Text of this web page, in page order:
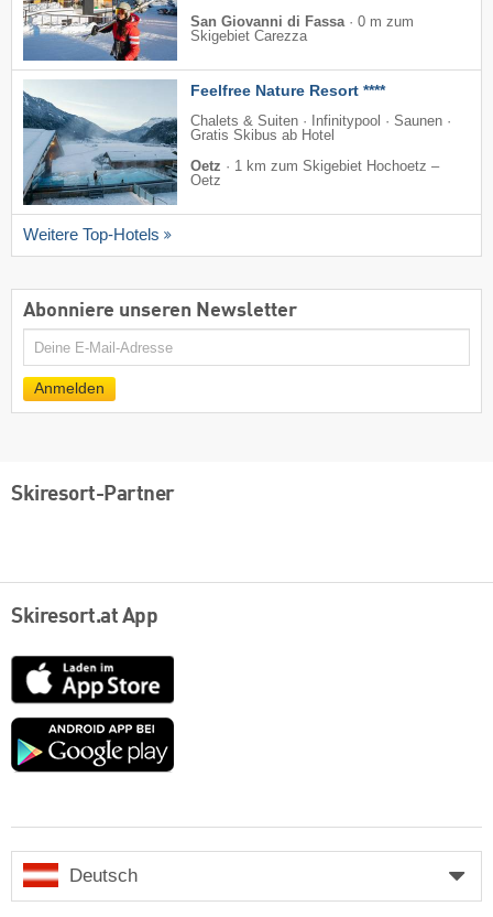
San Giovanni di Fassa · 0 m zum
Skigebiet Carezza
Feelfree Nature Resort ****
Chalets & Suiten · Infinitypool · Saunen ·
Gratis Skibus ab Hotel
Oetz · 1 km zum Skigebiet Hochoetz –
Oetz
Weitere Top-Hotels
Abonniere unseren Newsletter
E-
Anmelden
Skiresort-Partner
Skiresort.at App
App
Store
Google
Deutsch